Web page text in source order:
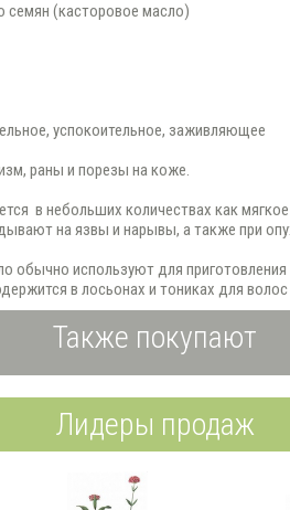
семян (касторовое масло)
успокоительное, заживляющее
раны и порезы на коже.
в небольших количествах как
на язвы и нарывы, а также при
обычно используют для
в лосьонах и тониках для
Также покупают
Лидеры продаж